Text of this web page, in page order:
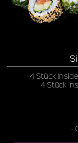
4 Stück
4 Stück
-